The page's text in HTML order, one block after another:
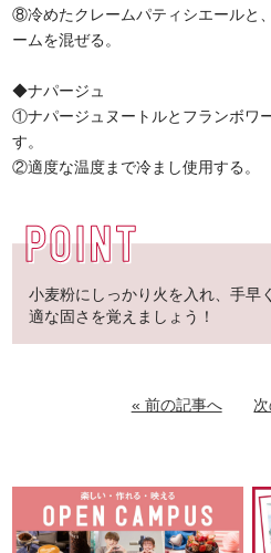
⑧冷めたクレームパティシエールと
ームを混ぜる。
◆ナパージュ
①ナパージュヌートルとフランボワ
す。
②適度な温度まで冷まし使用する。
小麦粉にしっかり火を入れ、手早
適な固さを覚えましょう！
« 前の記事へ